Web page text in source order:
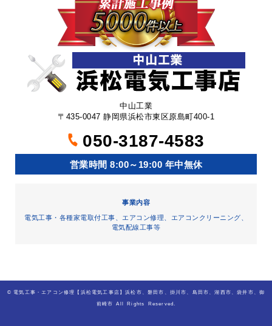
中山工業
〒435-0047 静岡県浜松市東区原島町400-1
050-3187-4583
営業時間 8:00～19:00 年中無休
事業内容
電気工事・各種家電取付工事、エアコン修理、エアコンクリーニング、
電気配線工事等
©電気工事・エアコン修理【浜松電気工事店】浜松市、磐田市、掛川市、島田市、湖西市、袋井市、御
前崎市 All Rights Reserved.